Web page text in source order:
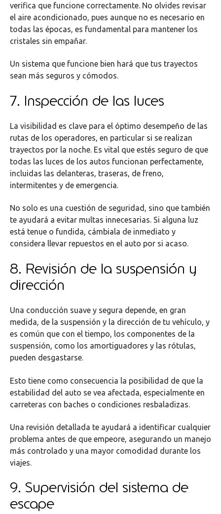
verifica que funcione correctamente. No olvides revisar
el aire acondicionado, pues aunque no es necesario en
todas las épocas, es fundamental para mantener los
cristales sin empañar.
Un sistema que funcione bien hará que tus trayectos
sean más seguros y cómodos.
7. Inspección de las luces
La visibilidad es clave para el óptimo desempeño de las
rutas de los operadores, en particular si se realizan
trayectos por la noche. Es vital que estés seguro de que
todas las luces de los autos funcionan perfectamente,
incluidas las delanteras, traseras, de freno,
intermitentes y de emergencia.
No solo es una cuestión de seguridad, sino que también
te ayudará a evitar multas innecesarias. Si alguna luz
está tenue o fundida, cámbiala de inmediato y
considera llevar repuestos en el auto por si acaso.
8. Revisión de la suspensión y
dirección
Una conducción suave y segura depende, en gran
medida, de la suspensión y la dirección de tu vehículo, y
es común que con el tiempo, los componentes de la
suspensión, como los amortiguadores y las rótulas,
pueden desgastarse.
Esto tiene como consecuencia la posibilidad de que la
estabilidad del auto se vea afectada, especialmente en
carreteras con baches o condiciones resbaladizas.
Una revisión detallada te ayudará a identificar cualquier
problema antes de que empeore, asegurando un manejo
más controlado y una mayor comodidad durante los
viajes.
9. Supervisión del sistema de
escape